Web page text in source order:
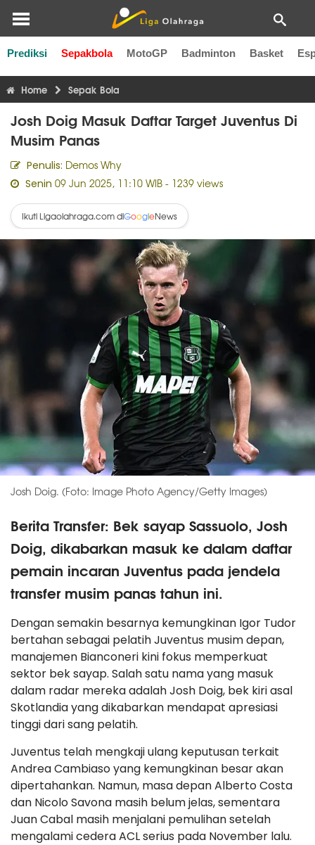
Prediksi Sepakbola MotoGP Badminton Basket
Liga Inggris Liga Italia Liga Spanyol Liga Perancis
Home Sepak Bola
Josh Doig Masuk Daftar Target Juventus Di
Musim Panas
Penulis: Demos Why
Senin 09 Jun 2025, 11:10 WIB - 1239 views
Ikuti Ligaolahraga.com diGoogleNews
Josh Doig. (Foto: Image Photo Agency/Getty Images)
Berita Transfer: Bek sayap Sassuolo, Josh
Doig, dikabarkan masuk ke dalam daftar
pemain incaran Juventus pada jendela
transfer musim panas tahun ini.
Dengan semakin besarnya kemungkinan Igor Tudor
bertahan sebagai pelatih Juventus musim depan,
manajemen Bianconeri kini fokus memperkuat
sektor bek sayap. Salah satu nama yang masuk
dalam radar mereka adalah Josh Doig, bek kiri asal
Skotlandia yang dikabarkan mendapat apresiasi
tinggi dari sang pelatih.
Juventus telah mengkaji ulang keputusan terkait
Andrea Cambiaso yang kemungkinan besar akan
dipertahankan. Namun, masa depan Alberto Costa
dan Nicolo Savona masih belum jelas, sementara
Juan Cabal masih menjalani pemulihan setelah
mengalami cedera ACL serius pada November lalu.